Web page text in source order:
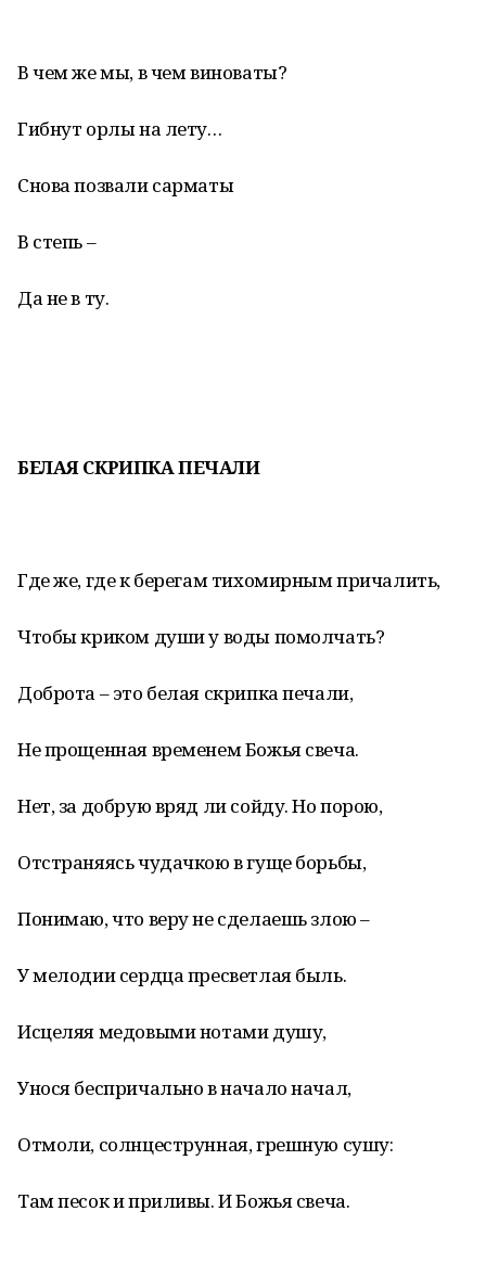
В чем же мы, в чем виноваты?
Гибнут орлы на лету…
Снова позвали сарматы
В степь –
Да не в ту.
БЕЛАЯ СКРИПКА ПЕЧАЛИ
Где же, где к берегам тихомирным причалить,
Чтобы криком души у воды помолчать?
Доброта – это белая скрипка печали,
Не прощенная временем Божья свеча.
Нет, за добрую вряд ли сойду. Но порою,
Отстраняясь чудачкою в гуще борьбы,
Понимаю, что веру не сделаешь злою –
У мелодии сердца пресветлая быль.
Исцеляя медовыми нотами душу,
Унося беспричально в начало начал,
Отмоли, солнцеструнная, грешную сушу:
Там песок и приливы. И Божья свеча.